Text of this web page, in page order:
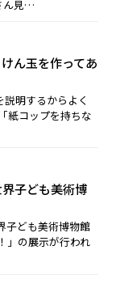
ん見…
ん玉を作ってあ
説明するからよく
紙コップを持ちな
子ども美術博
子ども美術博物館
」の展示が行われ